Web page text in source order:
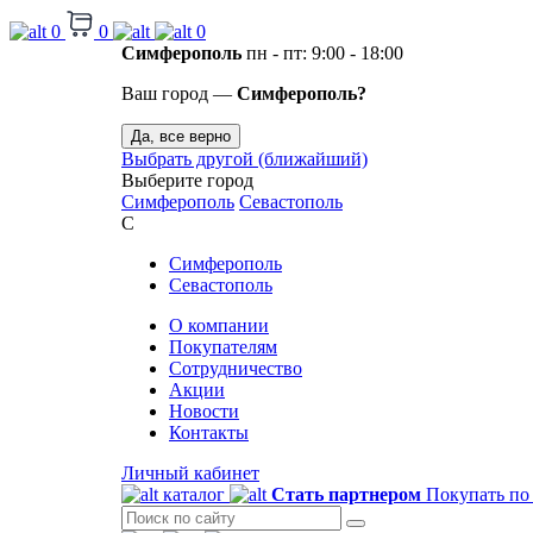
0 0
0
Симферополь пн - пт: 9:00 - 18:00
Ваш город — Симферополь?
Да, все верно
Выбрать другой (ближайший)
Выберите город
Симферополь Севастополь
С
Симферополь
Севастополь
О компании
Покупателям
Сотрудничество
Акции
Новости
Контакты
Личный кабинет
каталог
Стать партнером Покупать